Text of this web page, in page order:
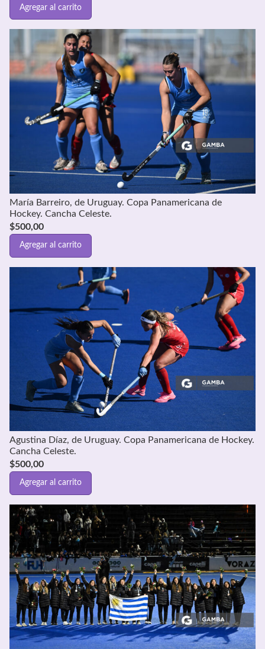
Agregar al carrito
María Barreiro, de Uruguay. Copa Panamericana de
Hockey. Cancha Celeste.
$500,00
Agregar al carrito
Agustina Díaz, de Uruguay. Copa Panamericana de Hockey.
Cancha Celeste.
$500,00
Agregar al carrito